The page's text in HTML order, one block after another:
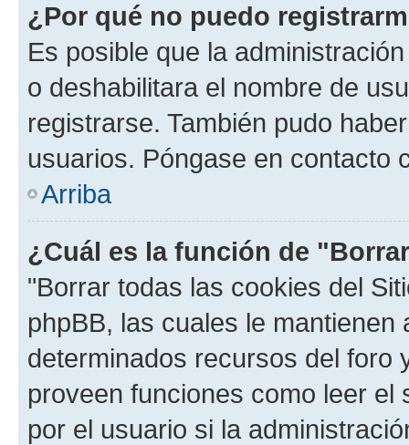
¿Por qué no puedo
Es posible que la
o deshabilitara el nombre de
registrarse. También pudo
usuarios. Póngase en contacto
Arriba
¿Cuál es la función de
"Borrar todas las cookies del
phpBB, las cuales le
determinados recursos del foro
proveen funciones como leer el
por el usuario si la